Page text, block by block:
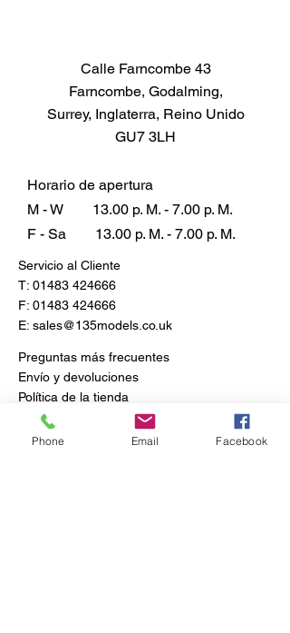
Calle Farncombe 43
Farncombe, Godalming,
Surrey, Inglaterra, Reino Unido
GU7 3LH
Horario de apertura
M - W
13.00 p. M. - 7.00 p. M.
F - Sa
13.00 p. M. - 7.00 p. M.
Servicio al Cliente
T: 01483 424666
F: 01483 424666
E: sales@135models.co.uk
Preguntas más frecuentes
Envío y devoluciones
Política de la tienda
Phone Email Facebook